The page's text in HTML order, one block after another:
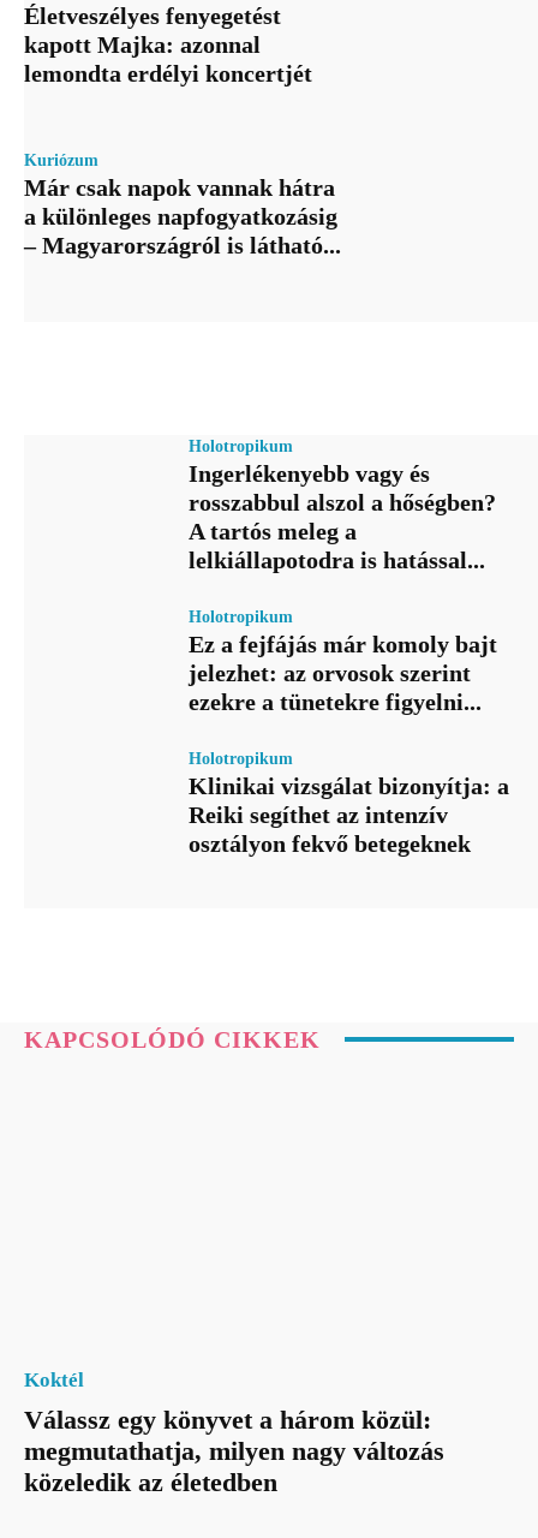
Életveszélyes fenyegetést
kapott Majka: azonnal
lemondta erdélyi koncertjét
Kuriózum
Már csak napok vannak hátra
a különleges napfogyatkozásig
– Magyarországról is látható...
Holotropikum
Ingerlékenyebb vagy és
rosszabbul alszol a hőségben?
A tartós meleg a
lelkiállapotodra is hatással...
Holotropikum
Ez a fejfájás már komoly bajt
jelezhet: az orvosok szerint
ezekre a tünetekre figyelni...
Holotropikum
Klinikai vizsgálat bizonyítja: a
Reiki segíthet az intenzív
osztályon fekvő betegeknek
KAPCSOLÓDÓ CIKKEK
Koktél
Válassz egy könyvet a három közül:
megmutathatja, milyen nagy változás
közeledik az életedben